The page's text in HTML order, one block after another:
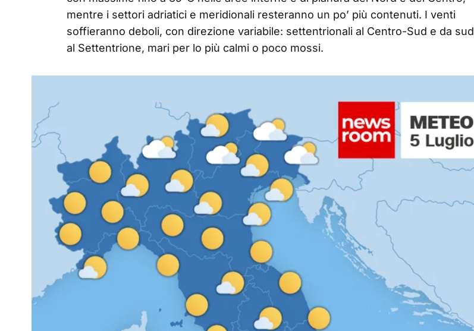
mentre i settori adriatici e meridionali resteranno un po’ più contenuti. I venti
soffieranno deboli, con direzione variabile: settentrionali al Centro-Sud e da sud
al Settentrione, mari per lo più calmi o poco mossi.